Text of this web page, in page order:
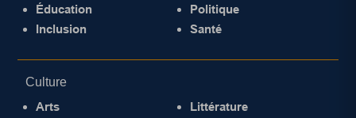
Éducation
Inclusion
Politique
Santé
Culture
Arts
Littérature